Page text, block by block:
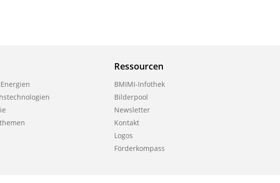
Ressourcen
BMIMI-Infothek
Bilderpool
Newsletter
Kontakt
Logos
Förderkompass